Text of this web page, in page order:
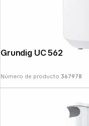
Número de producto:367978